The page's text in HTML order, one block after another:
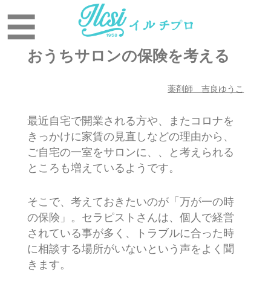
イ
ル
の
プ
ロ
用
美
☰
ー
おうちサロンの保険を考える
薬剤師 吉良ゆうこ
最近自宅で開業される方や、またコロナを
きっかけに家賃の見直しなどの理由から、
ご自宅の一室をサロンに、、と考えられる
ところも増えているようです。
そこで、考えておきたいのが「万が一の時
の保険」。セラピストさんは、個人で経営
されている事が多く、トラブルに合った時
に相談する場所がいないという声をよく聞
きます。